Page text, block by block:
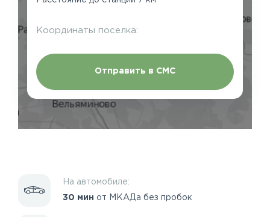
Координаты поселка:
Отправить в СМС
На автомобиле:
30 мин от МКАДа без пробок